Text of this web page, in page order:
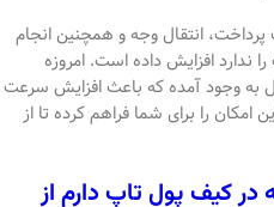
انتقال وجه و همچنین انجام
ندارد افزایش داده است. امروزه
به وجود آمده که باعث افزایش سرعت
را برای شما فراهم کرده تا از
در کیف پول تاپ دارم از